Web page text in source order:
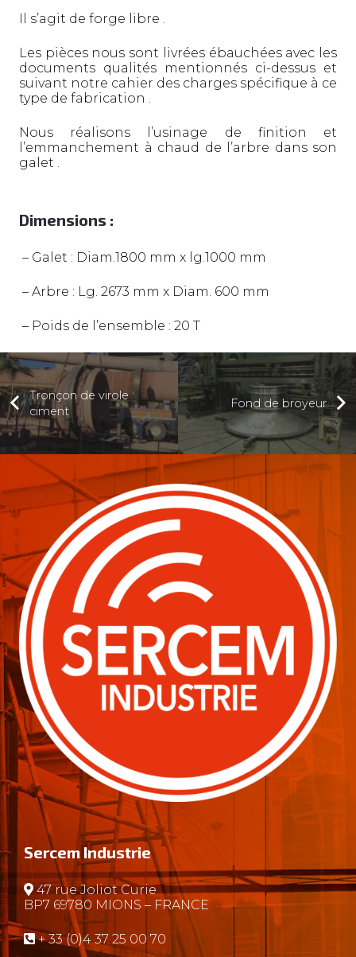
Il s’agit de forge libre .
Les pièces nous sont livrées ébauchées avec les
documents qualités mentionnés ci-dessus et
suivant notre cahier des charges spécifique à ce
type de fabrication .
Nous réalisons l’usinage de finition et
l’emmanchement à chaud de l’arbre dans son
galet .
Dimensions :
– Galet : Diam.1800 mm x lg.1000 mm
– Arbre : Lg. 2673 mm x Diam. 600 mm
– Poids de l’ensemble : 20 T
Tronçon de virole
ciment
Fond de broyeur
Sercem Industrie
47 rue Joliot Curie
BP7 69780 MIONS – FRANCE
+ 33 (0)4 37 25 00 70